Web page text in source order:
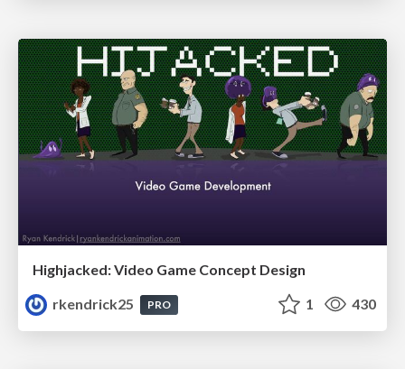
Highjacked: Video Game Concept Design
rkendrick25
PRO 1 430